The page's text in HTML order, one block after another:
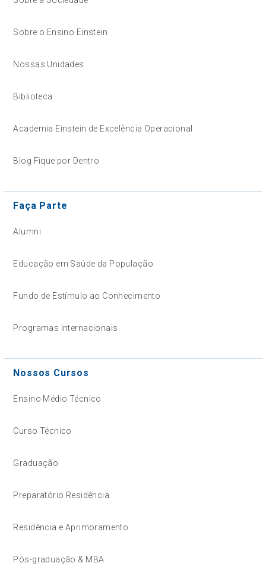
Sobre o Ensino Einstein
Nossas Unidades
Biblioteca
Academia Einstein de Excelência Operacional
Blog Fique por Dentro
Faça Parte
Alumni
Educação em Saúde da População
Fundo de Estímulo ao Conhecimento
Programas Internacionais
Nossos Cursos
Ensino Médio Técnico
Curso Técnico
Graduação
Preparatório Residência
Residência e Aprimoramento
Pós-graduação & MBA